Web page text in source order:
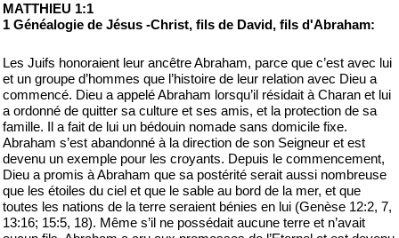
MATTHIEU 1:1
1 Généalogie de Jésus -Christ, fils de David, fils d'Abraham:
Les Juifs honoraient leur ancêtre Abraham, parce que c’est avec lui
et un groupe d’hommes que l’histoire de leur relation avec Dieu a
commencé. Dieu a appelé Abraham lorsqu’il résidait à Charan et lui
a ordonné de quitter sa culture et ses amis, et la protection de sa
famille. Il a fait de lui un bédouin nomade sans domicile fixe.
Abraham s’est abandonné à la direction de son Seigneur et est
devenu un exemple pour les croyants. Depuis le commencement,
Dieu a promis à Abraham que sa postérité serait aussi nombreuse
que les étoiles du ciel et que le sable au bord de la mer, et que
toutes les nations de la terre seraient bénies en lui (Genèse 12:2, 7,
13:16; 15:5, 18). Même s’il ne possédait aucune terre et n’avait